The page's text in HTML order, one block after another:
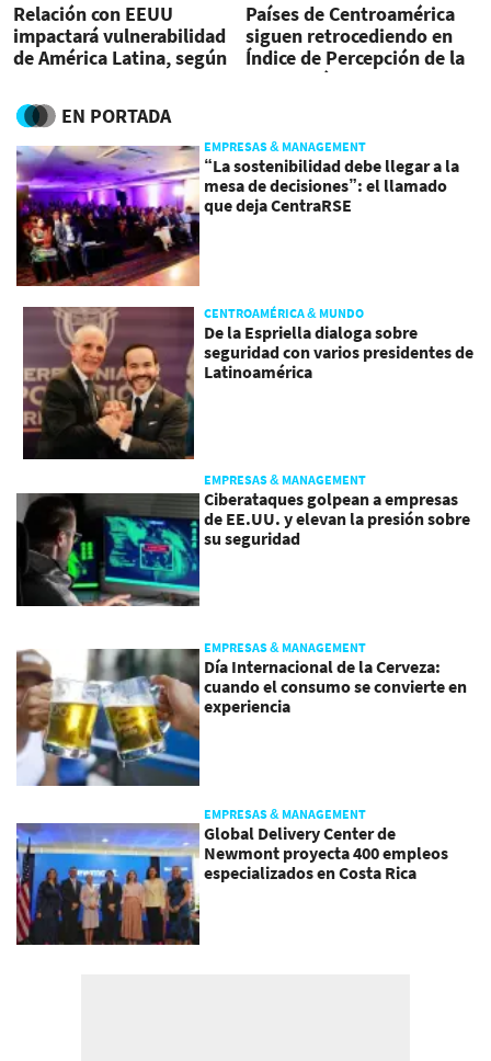
Relación con EEUU
impactará vulnerabilidad
de América Latina, según
Países de Centroamérica
siguen retrocediendo en
Índice de Percepción de la
Corrupción 2024
EN PORTADA
EMPRESAS & MANAGEMENT
“La sostenibilidad debe llegar a la
mesa de decisiones”: el llamado
que deja CentraRSE
CENTROAMÉRICA & MUNDO
De la Espriella dialoga sobre
seguridad con varios presidentes de
Latinoamérica
EMPRESAS & MANAGEMENT
Ciberataques golpean a empresas
de EE.UU. y elevan la presión sobre
su seguridad
EMPRESAS & MANAGEMENT
Día Internacional de la Cerveza:
cuando el consumo se convierte en
experiencia
EMPRESAS & MANAGEMENT
Global Delivery Center de
Newmont proyecta 400 empleos
especializados en Costa Rica